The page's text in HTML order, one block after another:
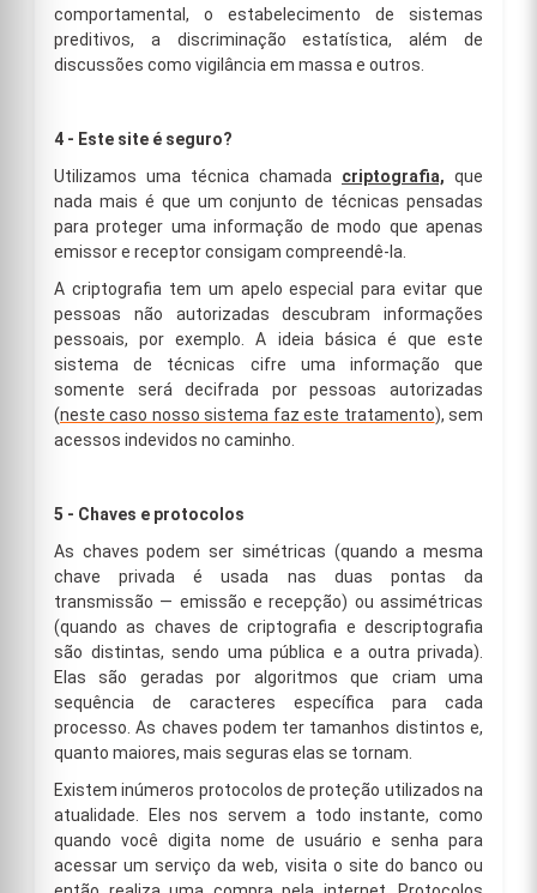
comportamental, o estabelecimento de sistemas
preditivos, a discriminação estatística, além de
discussões como vigilância em massa e outros.
4 - Este site é seguro?
Utilizamos uma técnica chamada criptografia, que
nada mais é que um conjunto de técnicas pensadas
para proteger uma informação de modo que apenas
emissor e receptor consigam compreendê-la.
A criptografia tem um apelo especial para evitar que
pessoas não autorizadas descubram informações
pessoais, por exemplo. A ideia básica é que este
sistema de técnicas cifre uma informação que
somente será decifrada por pessoas autorizadas
(neste caso nosso sistema faz este tratamento), sem
acessos indevidos no caminho.
5 - Chaves e protocolos
As chaves podem ser simétricas (quando a mesma
chave privada é usada nas duas pontas da
transmissão — emissão e recepção) ou assimétricas
(quando as chaves de criptografia e descriptografia
são distintas, sendo uma pública e a outra privada).
Elas são geradas por algoritmos que criam uma
sequência de caracteres específica para cada
processo. As chaves podem ter tamanhos distintos e,
quanto maiores, mais seguras elas se tornam.
Existem inúmeros protocolos de proteção utilizados na
atualidade. Eles nos servem a todo instante, como
quando você digita nome de usuário e senha para
acessar um serviço da web, visita o site do banco ou